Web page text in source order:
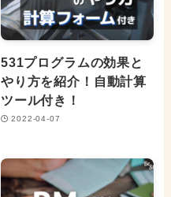
531プログラムの効果と
やり方を紹介！自動計算
ツール付き！
2022-04-07